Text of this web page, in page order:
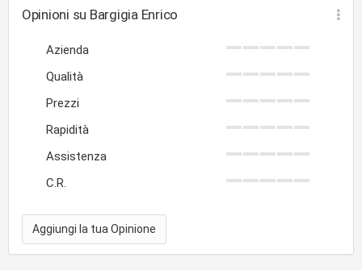
Opinioni su Bargigia Enrico
Azienda
Qualità
Prezzi
Rapidità
Assistenza
C.R.
Aggiungi la tua Opinione